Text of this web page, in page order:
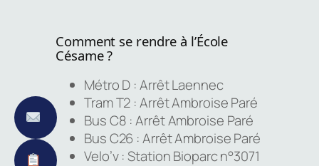
Comment se rendre à l’École
Césame ?
Métro D : Arrêt Laennec
Tram T2 : Arrêt Ambroise Paré
Bus C8 : Arrêt Ambroise Paré
Bus C26 : Arrêt Ambroise Paré
Velo’v : Station Bioparc n°3071